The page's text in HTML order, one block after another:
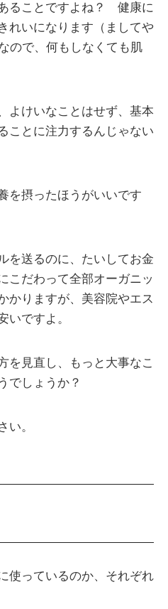
ることですよね？ 健康に
れいになります（ましてや
ので、何もしなくても肌
よけいなことはせず、基本
ことに注力するんじゃない
を摂ったほうがいいです
を送るのに、たいしてお金
こだわって全部オーガニッ
かりますが、美容院やエス
いですよ。
を見直し、もっと大事なこ
でしょうか？
い。
使っているのか、それぞれ